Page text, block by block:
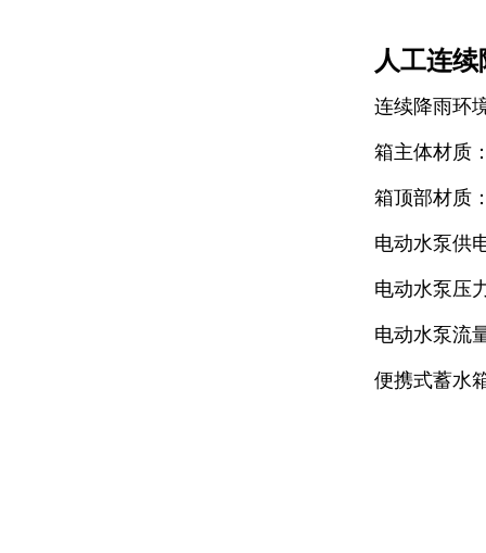
人工连
连续降雨环
箱主体材质
箱顶部材质
电动水泵供
电动水泵压
电动水泵流
便携式蓄水